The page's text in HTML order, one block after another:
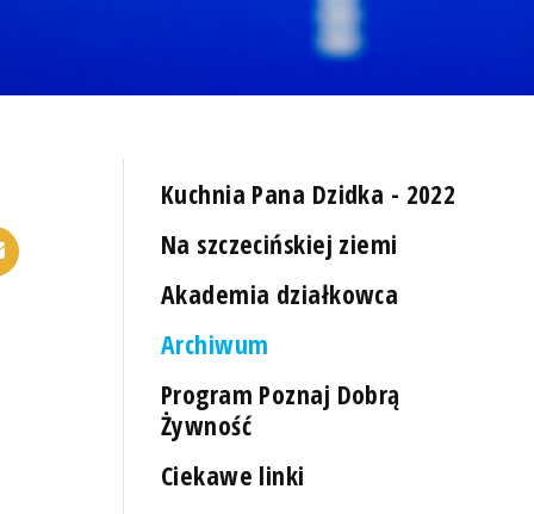
Kuchnia Pana Dzidka - 2022
Na szczecińskiej ziemi
Akademia działkowca
Archiwum
Program Poznaj Dobrą
Żywność
Ciekawe linki